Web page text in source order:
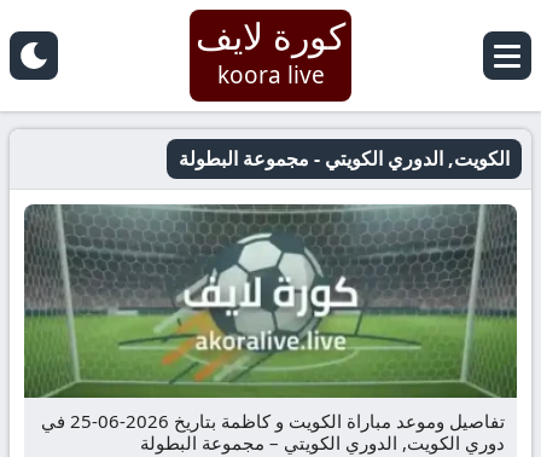
كورة لايف
koora live
الكويت, الدوري الكويتي - مجموعة البطولة
تفاصيل وموعد مباراة الكويت و كاظمة بتاريخ 2026-06-25 في
دوري الكويت, الدوري الكويتي – مجموعة البطولة